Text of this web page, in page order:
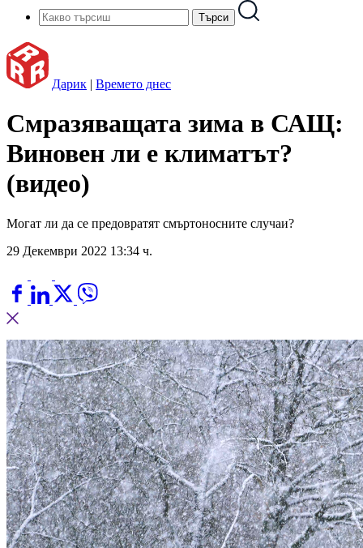
Дарик | Времето днес
Смразяващата зима в САЩ:
Виновен ли е климатът?
(видео)
Могат ли да се предовратят смъртоносните случаи?
29 Декември 2022 13:34 ч.